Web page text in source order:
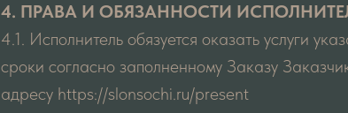
4. ПРАВА И ОБЯЗАННОСТИ
4.1. Исполнитель обязуется оказать услуги
сроки согласно заполненному Заказу
адресу https://slonsochi.ru/present